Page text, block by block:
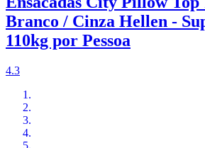
Branco / Cinza Hellen -
110kg por Pessoa
4.3